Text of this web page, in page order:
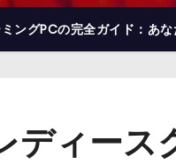
ングPCの完全ガイド：あ
ディー